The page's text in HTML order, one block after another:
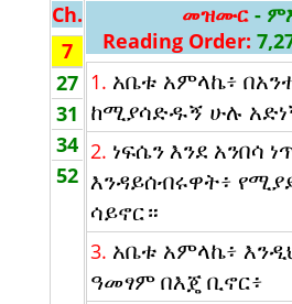
Ch.
7
27
31
34
52
መዝሙር -
Reading Order:
1. አቤቱ አምላኬ፥
ከሚያሳድዱኝ ሁሉ
2. ነፍሴን እንደ አንበሳ
እንዳይሰብሩዋት፥
ሳይኖር።
3. አቤቱ አምላኬ፥
ዓመፃም በእጄ ቢኖር፥